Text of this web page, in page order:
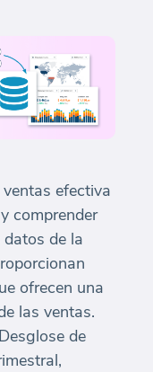
efectiva
comprender
de la
ofrecen una
las ventas.
de